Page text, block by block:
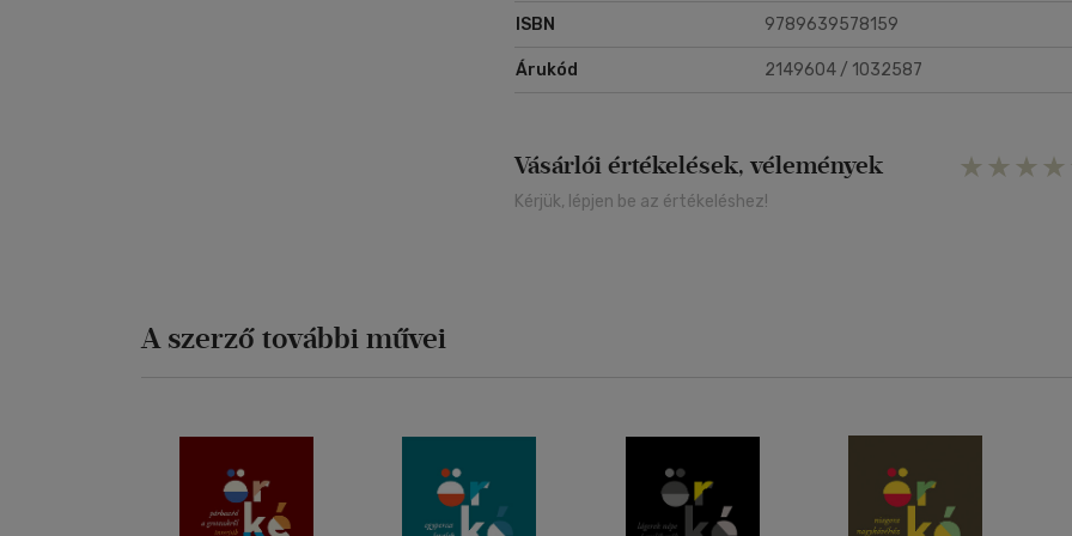
ISBN 9789639578159
Árukód 2149604 / 1032587
Vásárlói értékelések, vélemények
Kérjük, lépjen be az értékeléshez!
A szerző további művei